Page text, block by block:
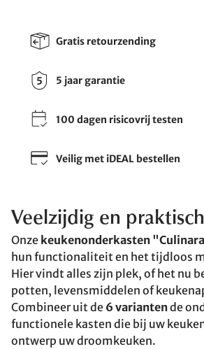
Gratis retourzending
5 jaar garantie
100 dagen risicovrij testen
Veilig met iDEAL bestellen
Veelzijdig en praktisch
Onze keukenonderkasten
hun functionaliteit en het tijdloos
Hier vindt alles zijn plek, of het nu
potten, levensmiddelen of
Combineer uit de 6 variantende
functionele kasten die bij uw
ontwerp uw droomkeuken.